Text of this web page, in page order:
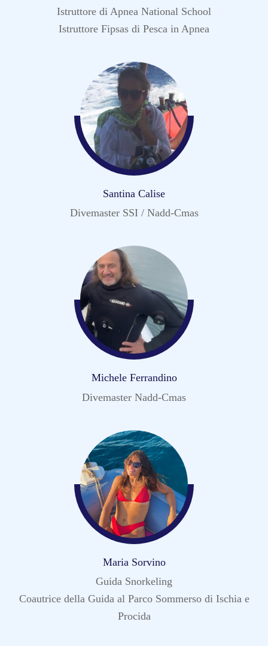
Istruttore di Apnea National School
Istruttore Fipsas di Pesca in Apnea
Santina Calise
Divemaster SSI / Nadd-Cmas
Michele Ferrandino
Divemaster Nadd-Cmas
Maria Sorvino
Guida Snorkeling
Coautrice della Guida al Parco Sommerso di Ischia e
Procida